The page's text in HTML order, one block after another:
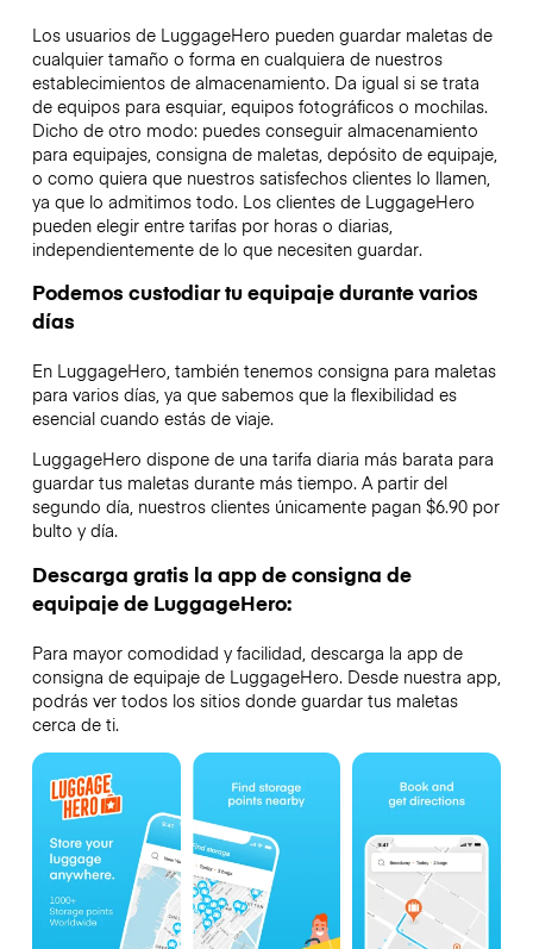
Los usuarios de LuggageHero pueden guardar maletas de
cualquier tamaño o forma en cualquiera de nuestros
establecimientos de almacenamiento. Da igual si se trata
de equipos para esquiar, equipos fotográficos o mochilas.
Dicho de otro modo: puedes conseguir almacenamiento
para equipajes, consigna de maletas, depósito de equipaje,
o como quiera que nuestros satisfechos clientes lo llamen,
ya que lo admitimos todo. Los clientes de LuggageHero
pueden elegir entre tarifas por horas o diarias,
independientemente de lo que necesiten guardar.
Podemos custodiar tu equipaje durante varios
días
En LuggageHero, también tenemos consigna para maletas
para varios días, ya que sabemos que la flexibilidad es
esencial cuando estás de viaje.
LuggageHero dispone de una tarifa diaria más barata para
guardar tus maletas durante más tiempo. A partir del
segundo día, nuestros clientes únicamente pagan $6.90 por
bulto y día.
Descarga gratis la app de consigna de
equipaje de LuggageHero:
Para mayor comodidad y facilidad, descarga la app de
consigna de equipaje de LuggageHero. Desde nuestra app,
podrás ver todos los sitios donde guardar tus maletas
cerca de ti.